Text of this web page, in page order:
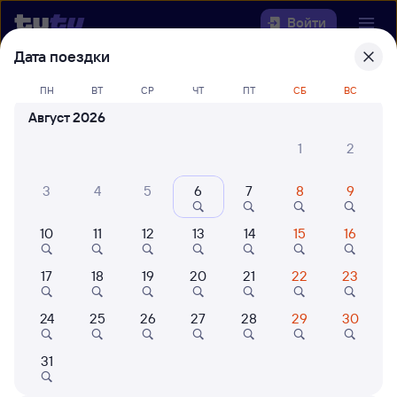
Войти
Выберите день, чтобы найтиж/д
билеты Залари — Туапсе-Пасс.
42 млн путешествуют с
Когда
Кто едет
Дата поездки
ПН ВТ СР ЧТ ПТ СБ ВС
Август 2026
1
2
3 4 5 6 7 8 9
10 11 12 13 14 15 16
17 18 19 20 21 22 23
24 25 26 27 28 29 30
31